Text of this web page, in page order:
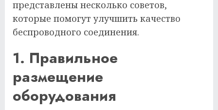
представлены несколько советов,
которые помогут улучшить качество
беспроводного соединения.
1. Правильное
размещение
оборудования